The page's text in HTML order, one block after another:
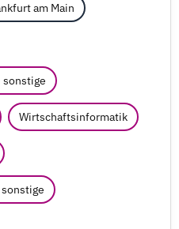
am Main
Wirtschaftsinformatik